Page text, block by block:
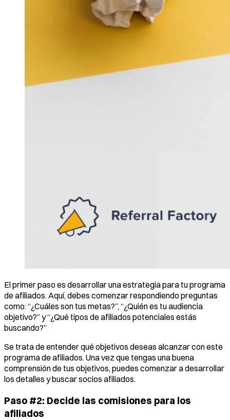
El primer paso es desarrollar una estrategia para tu programa
de afiliados. Aquí, debes comenzar respondiendo preguntas
como: “¿Cuáles son tus metas?”, “¿Quién es tu audiencia
objetivo?” y “¿Qué tipos de afiliados potenciales estás
buscando?”
Se trata de entender qué objetivos deseas alcanzar con este
programa de afiliados. Una vez que tengas una buena
comprensión de tus objetivos, puedes comenzar a desarrollar
los detalles y buscar socios afiliados.
Paso #2: Decide las comisiones para los
afiliados